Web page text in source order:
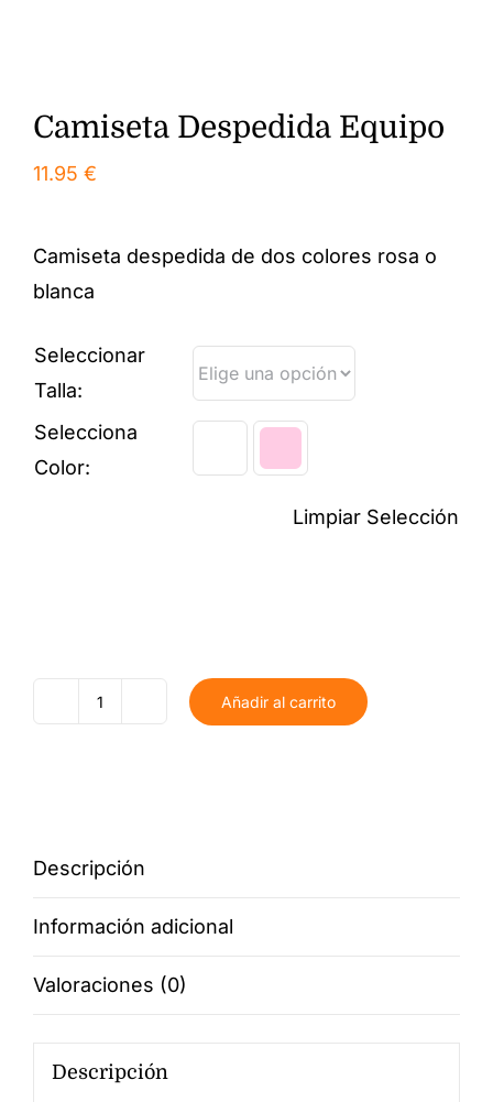
Camiseta Despedida Equipo
11.95 €
Camiseta despedida de dos colores rosa o
blanca
Seleccionar
Talla:
Selecciona
Color:
Limpiar Selección
Añadir al carrito
Descripción
Información adicional
Valoraciones (0)
Descripción